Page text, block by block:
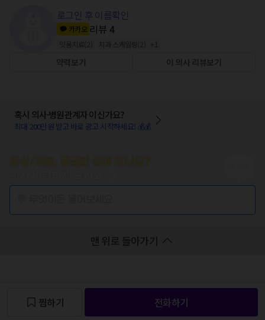
로그인 후 이름확인
카카오 리뷰 4
잇몸치료 치과 스케일링 +
약력보기 이 의사 리뷰보기
혹시 의사·병원관계자 이신가요?
최대 200만원 받고 바로 광고 시작하세요! 💰💰
맨 위로 돌아가기
찜하기 전화하기